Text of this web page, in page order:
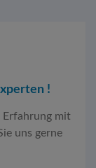
!
Erfahrung mit
uns gerne